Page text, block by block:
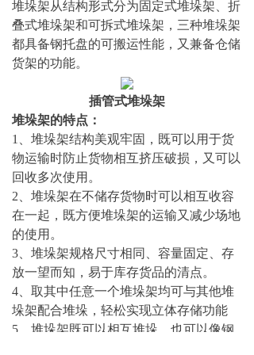
堆垛架从结构形式分为固定式堆垛架、折
叠式堆垛架和可拆式堆垛架，三种堆垛架
都具备钢托盘的可搬运性能，又兼备仓储
货架的功能。
插管式堆垛架
堆垛架的特点：
1、堆垛架结构美观牢固，既可以用于货
物运输时防止货物相互挤压破损，又可以
回收多次使用。
2、堆垛架在不储存货物时可以相互收容
在一起，既方便堆垛架的运输又减少场地
的使用。
3、堆垛架规格尺寸相同、容量固定、存
放一望而知，易于库存货品的清点。
4、取其中任意一个堆垛架均可与其他堆
垛架配合堆垛，轻松实现立体存储功能
5、堆垛架既可以相互堆垛，也可以像钢